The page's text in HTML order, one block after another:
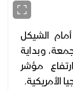
الشيكل
وبداية
مؤشر
الأمريكية.